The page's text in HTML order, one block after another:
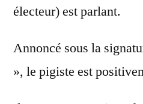
électeur) est parlant.
Annoncé sous la
», le pigiste est